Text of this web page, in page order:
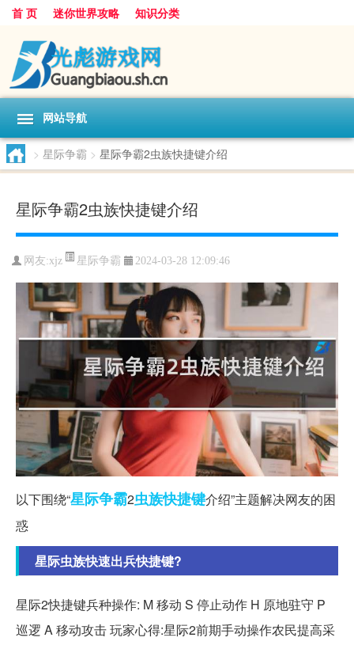
首 页 迷你世界攻略 知识分类
网站导航
> 星际争霸 > 星际争霸2虫族快捷键介绍
星际争霸2虫族快捷键介绍
网友:xjz 星际争霸 2024-03-28 12:09:46
以下围绕“星际争霸2虫族快捷键介绍”主题解决网友的困
惑
星际虫族快速出兵快捷键?
星际2快捷键兵种操作: M 移动 S 停止动作 H 原地驻守 P
巡逻 A 移动攻击 玩家心得:星际2前期手动操作农民提高采